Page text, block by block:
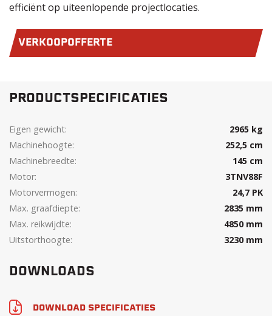
efficiënt op uiteenlopende projectlocaties.
VERKOOPOFFERTE
PRODUCTSPECIFICATIES
Eigen gewicht:
2965 kg
Machinehoogte:
252,5 cm
Machinebreedte:
145 cm
Motor:
3TNV88F
Motorvermogen:
24,7 PK
Max. graafdiepte:
2835 mm
Max. reikwijdte:
4850 mm
Uitstorthoogte:
3230 mm
DOWNLOADS
DOWNLOAD SPECIFICATIES